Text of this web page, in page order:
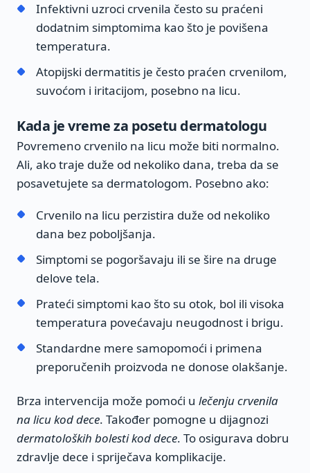
Infektivni uzroci crvenila često su praćeni
dodatnim simptomima kao što je povišena
temperatura.
Atopijski dermatitis je često praćen crvenilom,
suvoćom i iritacijom, posebno na licu.
Kada je vreme za posetu dermatologu
Povremeno crvenilo na licu može biti normalno.
Ali, ako traje duže od nekoliko dana, treba da se
posavetujete sa dermatologom. Posebno ako:
Crvenilo na licu perzistira duže od nekoliko
dana bez poboljšanja.
Simptomi se pogoršavaju ili se šire na druge
delove tela.
Prateći simptomi kao što su otok, bol ili visoka
temperatura povećavaju neugodnost i brigu.
Standardne mere samopomoći i primena
preporučenih proizvoda ne donose olakšanje.
Brza intervencija može pomoći u lečenju crvenila
na licu kod dece. Također pomogne u dijagnozi
dermatoloških bolesti kod dece. To osigurava dobru
zdravlje dece i spriječava komplikacije.